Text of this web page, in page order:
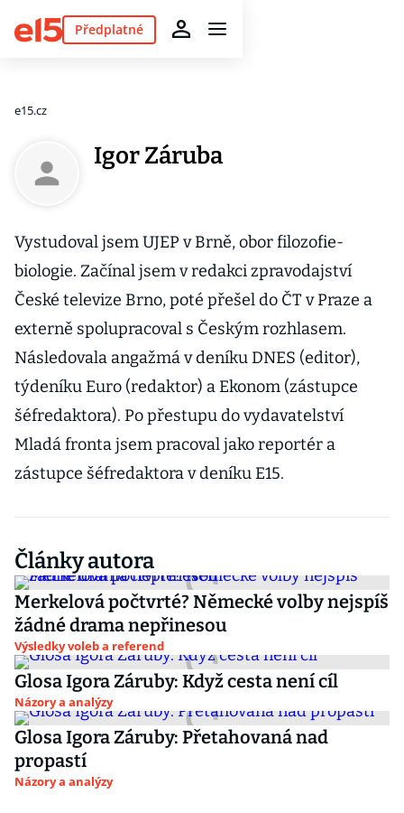
Předplatné
e15.cz
Igor Záruba
Vystudoval jsem UJEP v Brně, obor filozofie-
biologie. Začínal jsem v redakci zpravodajství
České televize Brno, poté přešel do ČT v Praze a
externě spolupracoval s Českým rozhlasem.
Následovala angažmá v deníku DNES (editor),
týdeníku Euro (redaktor) a Ekonom (zástupce
šéfredaktora). Po přestupu do vydavatelství
Mladá fronta jsem pracoval jako reportér a
zástupce šéfredaktora v deníku E15.
Články autora
Merkelová počtvrté? Německé volby nejspíš
žádné drama nepřinesou
Výsledky voleb a referend
Glosa Igora Záruby: Když cesta není cíl
Názory a analýzy
Glosa Igora Záruby: Přetahovaná nad
propastí
Názory a analýzy